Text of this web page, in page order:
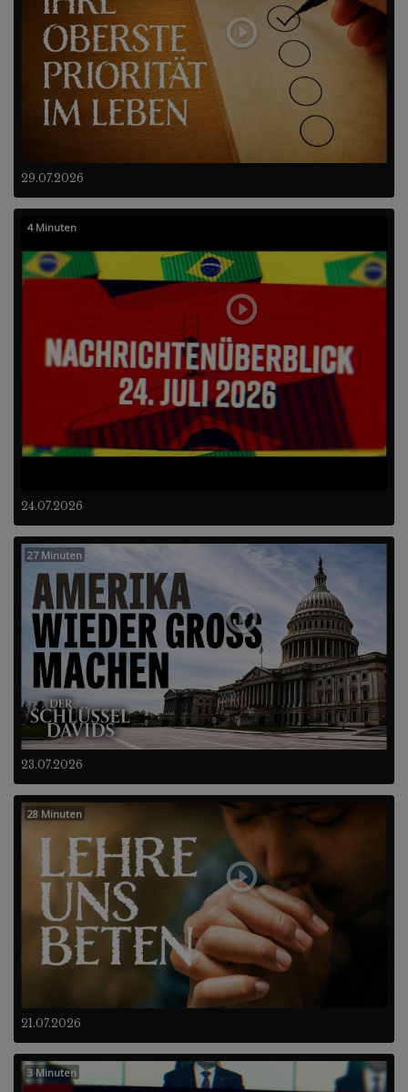
29.07.2026
24.07.2026
4 Minuten
23.07.2026
27 Minuten
21.07.2026
28 Minuten
3 Minuten